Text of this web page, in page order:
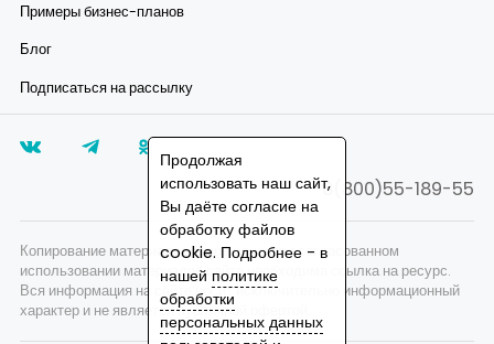
Примеры бизнес-планов
Блог
Подписаться на рассылку
8(800)55-189-55
Копирование материалов запрещено, при согласованном
использовании материалов сайта необходима ссылка на ресурс.
Вся информация на сайте носит исключительно информационный
характер и не является публичной офертой.
Продолжая
использовать наш сайт,
Вы даёте согласие на
обработку файлов
cookie. Подробнее - в
нашей политике
обработки
персональных данных